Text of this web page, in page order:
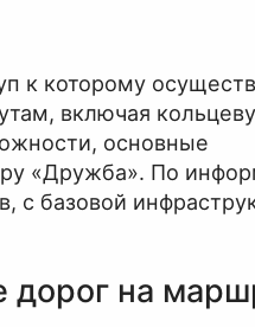
к которому
включая
основные
«Дружба». По
с базовой
дорог на